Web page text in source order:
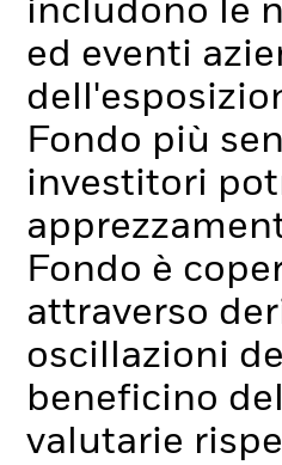
includono le
ed eventi
Fondo più
investitori
Fondo è
attraverso
oscillazioni
beneficino
valutarie